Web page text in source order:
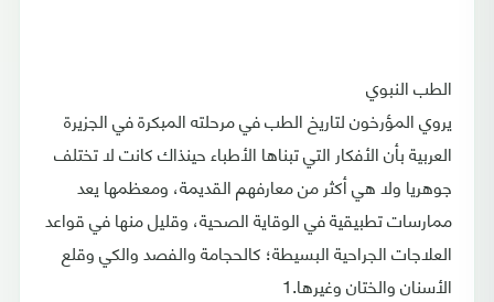
الطب النبوي
يروي المؤرخون لتاريخ الطب في مرحلته المبكرة في الجزيرة
العربية بأن الأفكار التي تبناها الأطباء حينذاك كانت لا تختلف
جوهريا ولا هي أكثر من معارفهم القديمة، ومعظمها يعد
ممارسات تطبيقية في الوقاية الصحية، وقليل منها في قواعد
العلاجات الجراحية البسيطة؛ كالحجامة والفصد والكي وقلع
الأسنان والختان وغيرها.1